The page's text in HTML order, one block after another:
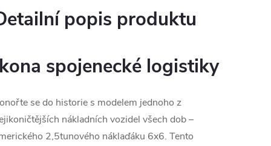
popis produktu
spojenecké logistiky
se do historie s modelem jednoho z
nákladních vozidel všech dob –
2,5tunového náklaďáku 6x6. Tento